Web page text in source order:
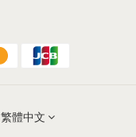
繁體中文